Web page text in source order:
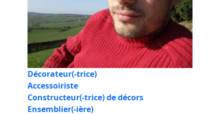
Décorateur(-trice)
Accessoiriste
Constructeur(-trice) de décors
Ensemblier(-ière)